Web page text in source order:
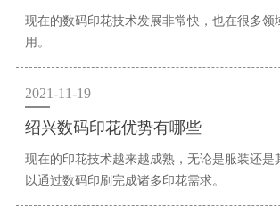
现在的数码印花技术发展非常快，也在很多领
用。
2021-11-19
绍兴数码印花优势有哪些
现在的印花技术越来越成熟，无论是服装还是
以通过数码印刷完成诸多印花需求。